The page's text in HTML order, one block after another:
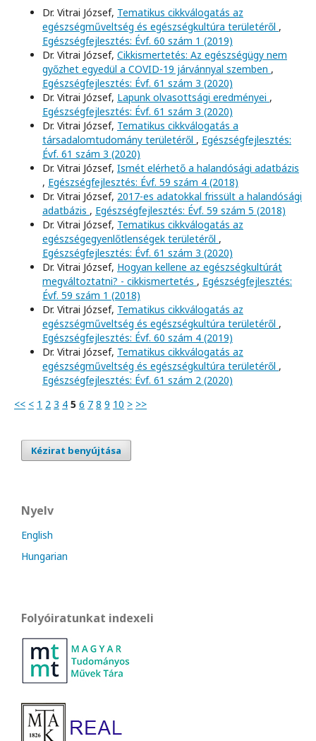
Dr. Vitrai József, Tematikus cikkválogatás az
egészségműveltség és egészségkultúra területéről ,
Egészségfejlesztés: Évf. 60 szám 1 (2019)
Dr. Vitrai József, Cikkismertetés: Az egészségügy nem
győzhet egyedül a COVID-19 járvánnyal szemben ,
Egészségfejlesztés: Évf. 61 szám 3 (2020)
Dr. Vitrai József, Lapunk olvasottsági eredményei ,
Egészségfejlesztés: Évf. 61 szám 3 (2020)
Dr. Vitrai József, Tematikus cikkválogatás a
társadalomtudomány területéről , Egészségfejlesztés:
Évf. 61 szám 3 (2020)
Dr. Vitrai József, Ismét elérhető a halandósági adatbázis
, Egészségfejlesztés: Évf. 59 szám 4 (2018)
Dr. Vitrai József, 2017-es adatokkal frissült a halandósági
adatbázis , Egészségfejlesztés: Évf. 59 szám 5 (2018)
Dr. Vitrai József, Tematikus cikkválogatás az
egészségegyenlőtlenségek területéről ,
Egészségfejlesztés: Évf. 61 szám 3 (2020)
Dr. Vitrai József, Hogyan kellene az egészségkultúrát
megváltoztatni? - cikkismertetés , Egészségfejlesztés:
Évf. 59 szám 1 (2018)
Dr. Vitrai József, Tematikus cikkválogatás az
egészségműveltség és egészségkultúra területéről ,
Egészségfejlesztés: Évf. 60 szám 4 (2019)
Dr. Vitrai József, Tematikus cikkválogatás az
egészségműveltség és egészségkultúra területéről ,
Egészségfejlesztés: Évf. 61 szám 2 (2020)
<< < 1 2 3 4 5 6 7 8 9 10 > >>
Kézirat benyújtása
Nyelv
English
Hungarian
Folyóiratunkat indexeli